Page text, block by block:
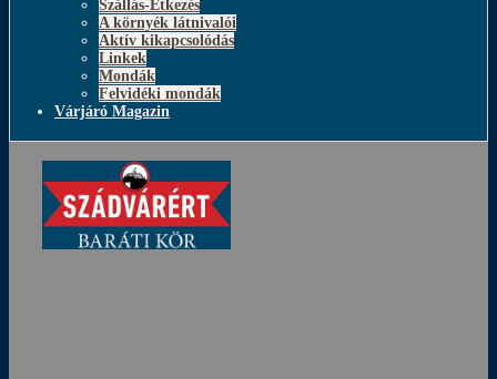
Szállás-Étkezés
A környék látnivalói
Aktív kikapcsolódás
Linkek
Mondák
Felvidéki mondák
Várjáró Magazin